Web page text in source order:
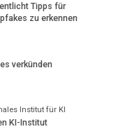
Tipps für
zu erkennen
verkünden
Institut für KI
KI-Institut